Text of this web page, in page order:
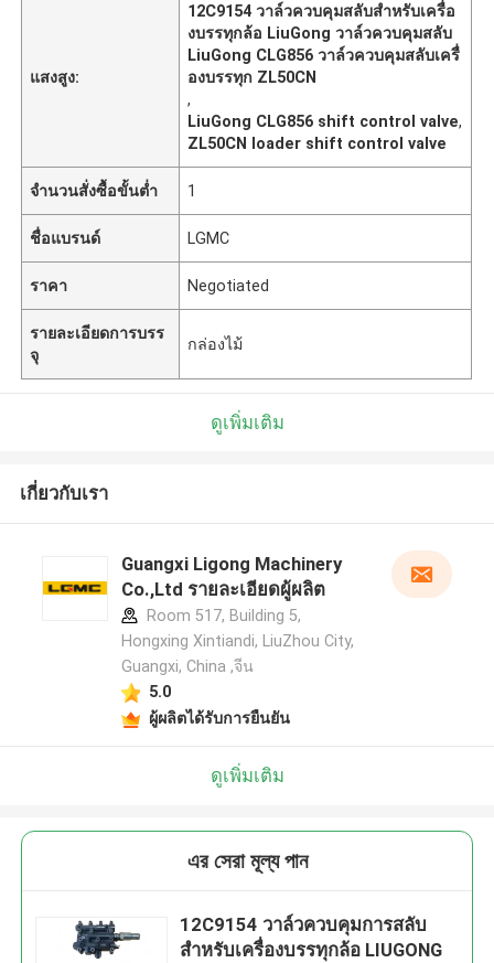
แสงสูง:
12C9154 วาล์วควบคุมสลับสําหรับเครื่อ
งบรรทุกล้อ LiuGong วาล์วควบคุมสลับ
LiuGong CLG856 วาล์วควบคุมสลับเครื่
องบรรทุก ZL50CN
,
LiuGong CLG856 shift control valve,
ZL50CN loader shift control valve
จำนวนสั่งซื้อขั้นต่ำ 1
ชื่อแบรนด์ LGMC
ราคา Negotiated
รายละเอียดการบรร
จุ
กล่องไม้
ดูเพิ่มเติม
เกี่ยวกับเรา
Guangxi Ligong Machinery
Co.,Ltd รายละเอียดผู้ผลิต
Room 517, Building 5,
Hongxing Xintiandi, LiuZhou City,
Guangxi, China ,จีน
5.0
ผู้ผลิตได้รับการยืนยัน
ดูเพิ่มเติม
এর সেরা মূল্য পান
12C9154 วาล์วควบคุมการสลับ
สําหรับเครื่องบรรทุกล้อ LIUGONG